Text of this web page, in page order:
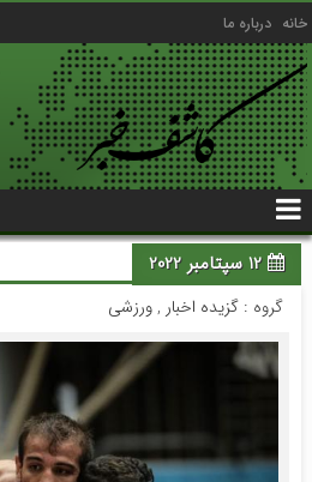
خانه درباره ما
12 سپتامبر 2022
گروه :گزیده اخبار ,ورزشی